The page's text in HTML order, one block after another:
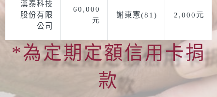
漢泰科技
股份有限
公司
60,000
元
謝東憲(81) 2,000元
*為定期定額信用卡捐
款